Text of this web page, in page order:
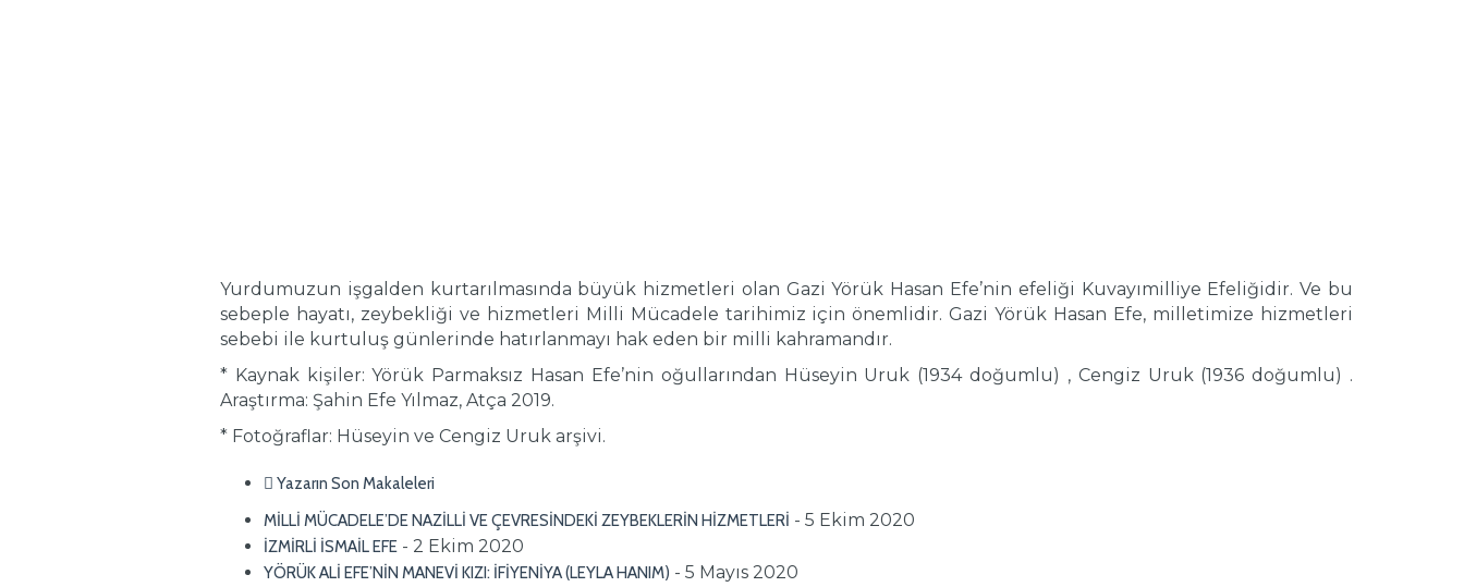
Yurdumuzun işgalden kurtarılmasında büyük hizmetleri olan Gazi Yörük Hasan Efe’nin efeliği Kuvayımilliye Efeliğidir. Ve bu
sebeple hayatı, zeybekliği ve hizmetleri Milli Mücadele tarihimiz için önemlidir. Gazi Yörük Hasan Efe, milletimize hizmetleri
sebebi ile kurtuluş günlerinde hatırlanmayı hak eden bir milli kahramandır.
* Kaynak kişiler: Yörük Parmaksız Hasan Efe’nin oğullarından Hüseyin Uruk (1934 doğumlu) , Cengiz Uruk (1936 doğumlu) .
Araştırma: Şahin Efe Yılmaz, Atça 2019.
* Fotoğraflar: Hüseyin ve Cengiz Uruk arşivi.
Yazarın Son Makaleleri
MİLLİ MÜCADELE’DE NAZİLLİ VE ÇEVRESİNDEKİ ZEYBEKLERİN HİZMETLERİ - 5 Ekim 2020
İZMİRLİ İSMAİL EFE - 2 Ekim 2020
YÖRÜK ALİ EFE’NİN MANEVİ KIZI: İFİYENİYA (LEYLA HANIM) - 5 Mayıs 2020